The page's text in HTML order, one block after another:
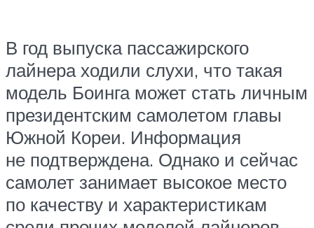
В год выпуска пассажирского
лайнера ходили слухи, что такая
модель Боинга может стать личным
президентским самолетом главы
Южной Кореи. Информация
не подтверждена. Однако и сейчас
самолет занимает высокое место
по качеству и характеристикам